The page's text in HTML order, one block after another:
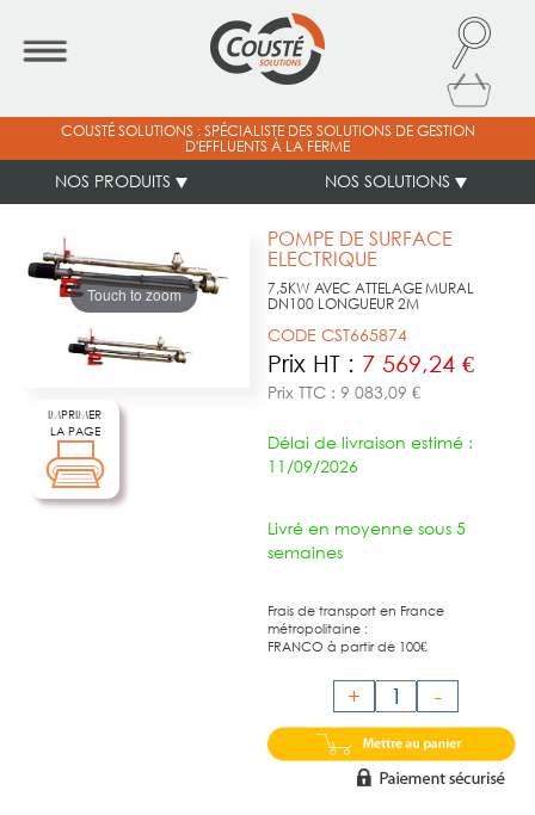
COUSTÉ SOLUTIONS : SPÉCIALISTE DES SOLUTIONS DE GESTION
D'EFFLUENTS À LA FERME
NOS PRODUITS NOS SOLUTIONS
Touch to zoom
POMPE DE SURFACE
ELECTRIQUE
7,5KW AVEC ATTELAGE MURAL
DN100 LONGUEUR 2M
CODE CST665874
Prix HT : 7 569,24 €
Prix TTC : 9 083,09 €
Délai de livraison estimé :
11/09/2026
Livré en moyenne sous 5
semaines
Frais de transport en France
métropolitaine :
FRANCO à partir de 100€
+ -
IMPRIMER
LA PAGE